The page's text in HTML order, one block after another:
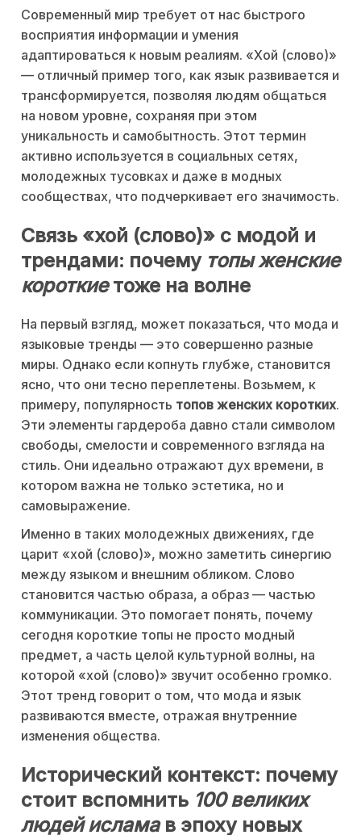
Современный мир требует от нас быстрого
восприятия информации и умения
адаптироваться к новым реалиям. «Хой (слово)»
— отличный пример того, как язык развивается и
трансформируется, позволяя людям общаться
на новом уровне, сохраняя при этом
уникальность и самобытность. Этот термин
активно используется в социальных сетях,
молодежных тусовках и даже в модных
сообществах, что подчеркивает его значимость.
Связь «хой (слово)» с модой и
трендами: почему топы женские
короткиетоже на волне
На первый взгляд, может показаться, что мода и
языковые тренды — это совершенно разные
миры. Однако если копнуть глубже, становится
ясно, что они тесно переплетены. Возьмем, к
примеру, популярность топов женских коротких.
Эти элементы гардероба давно стали символом
свободы, смелости и современного взгляда на
стиль. Они идеально отражают дух времени, в
котором важна не только эстетика, но и
самовыражение.
Именно в таких молодежных движениях, где
царит «хой (слово)», можно заметить синергию
между языком и внешним обликом. Слово
становится частью образа, а образ — частью
коммуникации. Это помогает понять, почему
сегодня короткие топы не просто модный
предмет, а часть целой культурной волны, на
которой «хой (слово)» звучит особенно громко.
Этот тренд говорит о том, что мода и язык
развиваются вместе, отражая внутренние
изменения общества.
Исторический контекст: почему
стоит вспомнить 100 великих
людей исламав эпоху новых